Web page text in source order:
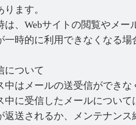
ます。
、Webサイトの閲覧やメー
一時的に利用できなくなる場
について
はメールの送受信ができな
に受信したメールについて
返送されるか、メンテナンス